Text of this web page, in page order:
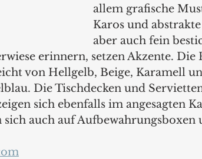
allem grafische
Karos und
aber auch fein
erinnern, setzen Akzente. Die
von Hellgelb, Beige, Karamell
Die Tischdecken und
sich ebenfalls im angesagten
auch auf Aufbewahrungsboxen